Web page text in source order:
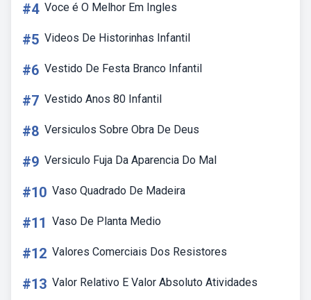
#4 Voce é O Melhor Em Ingles
#5 Videos De Historinhas Infantil
#6 Vestido De Festa Branco Infantil
#7 Vestido Anos 80 Infantil
#8 Versiculos Sobre Obra De Deus
#9 Versiculo Fuja Da Aparencia Do Mal
#10 Vaso Quadrado De Madeira
#11 Vaso De Planta Medio
#12 Valores Comerciais Dos Resistores
#13 Valor Relativo E Valor Absoluto Atividades